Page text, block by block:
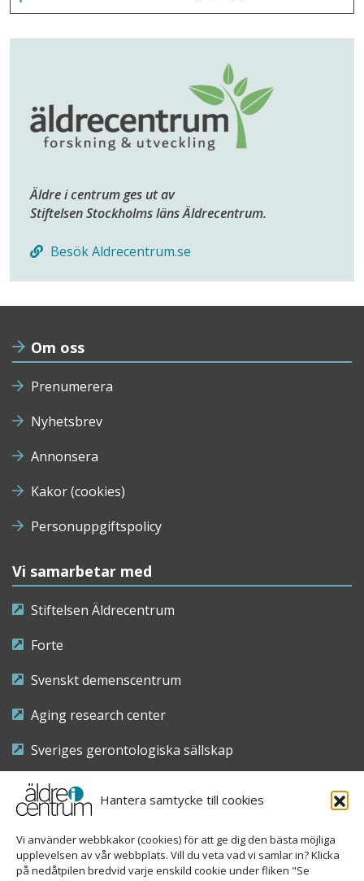
Hantera samtycke till cookies
Vi använder webbkakor (cookies) för att ge dig den bästa möjliga
upplevelsen av vår webbplats. Vill du veta vad vi samlar in? Klicka
på nedåtpilen bredvid varje enskild cookie under fliken "Se
Äldre i centrum ges ut av
Stiftelsen Stockholms läns Äldrecentrum.
Besök Aldrecentrum.se
Om oss
Prenumerera
Nyhetsbrev
Annonsera
Kakor (cookies)
Personuppgiftspolicy
Vi samarbetar med
Stiftelsen Äldrecentrum
Forte
Svenskt demenscentrum
Aging research center
Sveriges gerontologiska sällskap
Riksföreningen för sjuksköterskor inom äldre- och
demensvård
Nationellt kompetenscentrum anhöriga